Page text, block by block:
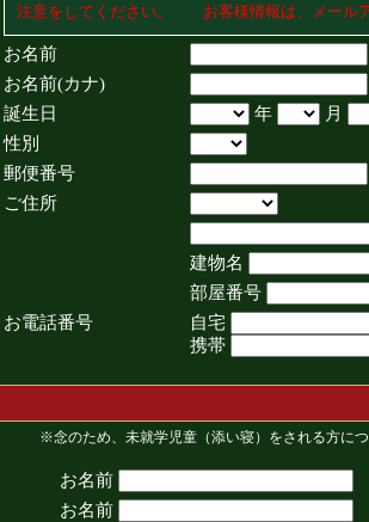
注意をしてください。 お客様情報は、メール
お名前
お名前(カナ)
誕生日
年
月
性別
郵便番号
ご住所
建物名
部屋番号
お電話番号
自宅
携帯
※念のため、未就学児童（添い寝）をされる方に
お名前
お名前